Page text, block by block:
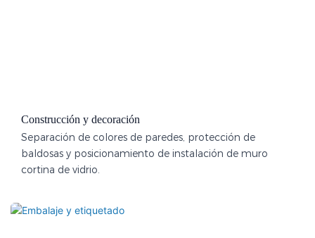
Construcción y decoración
Separación de colores de paredes, protección de
baldosas y posicionamiento de instalación de muro
cortina de vidrio.